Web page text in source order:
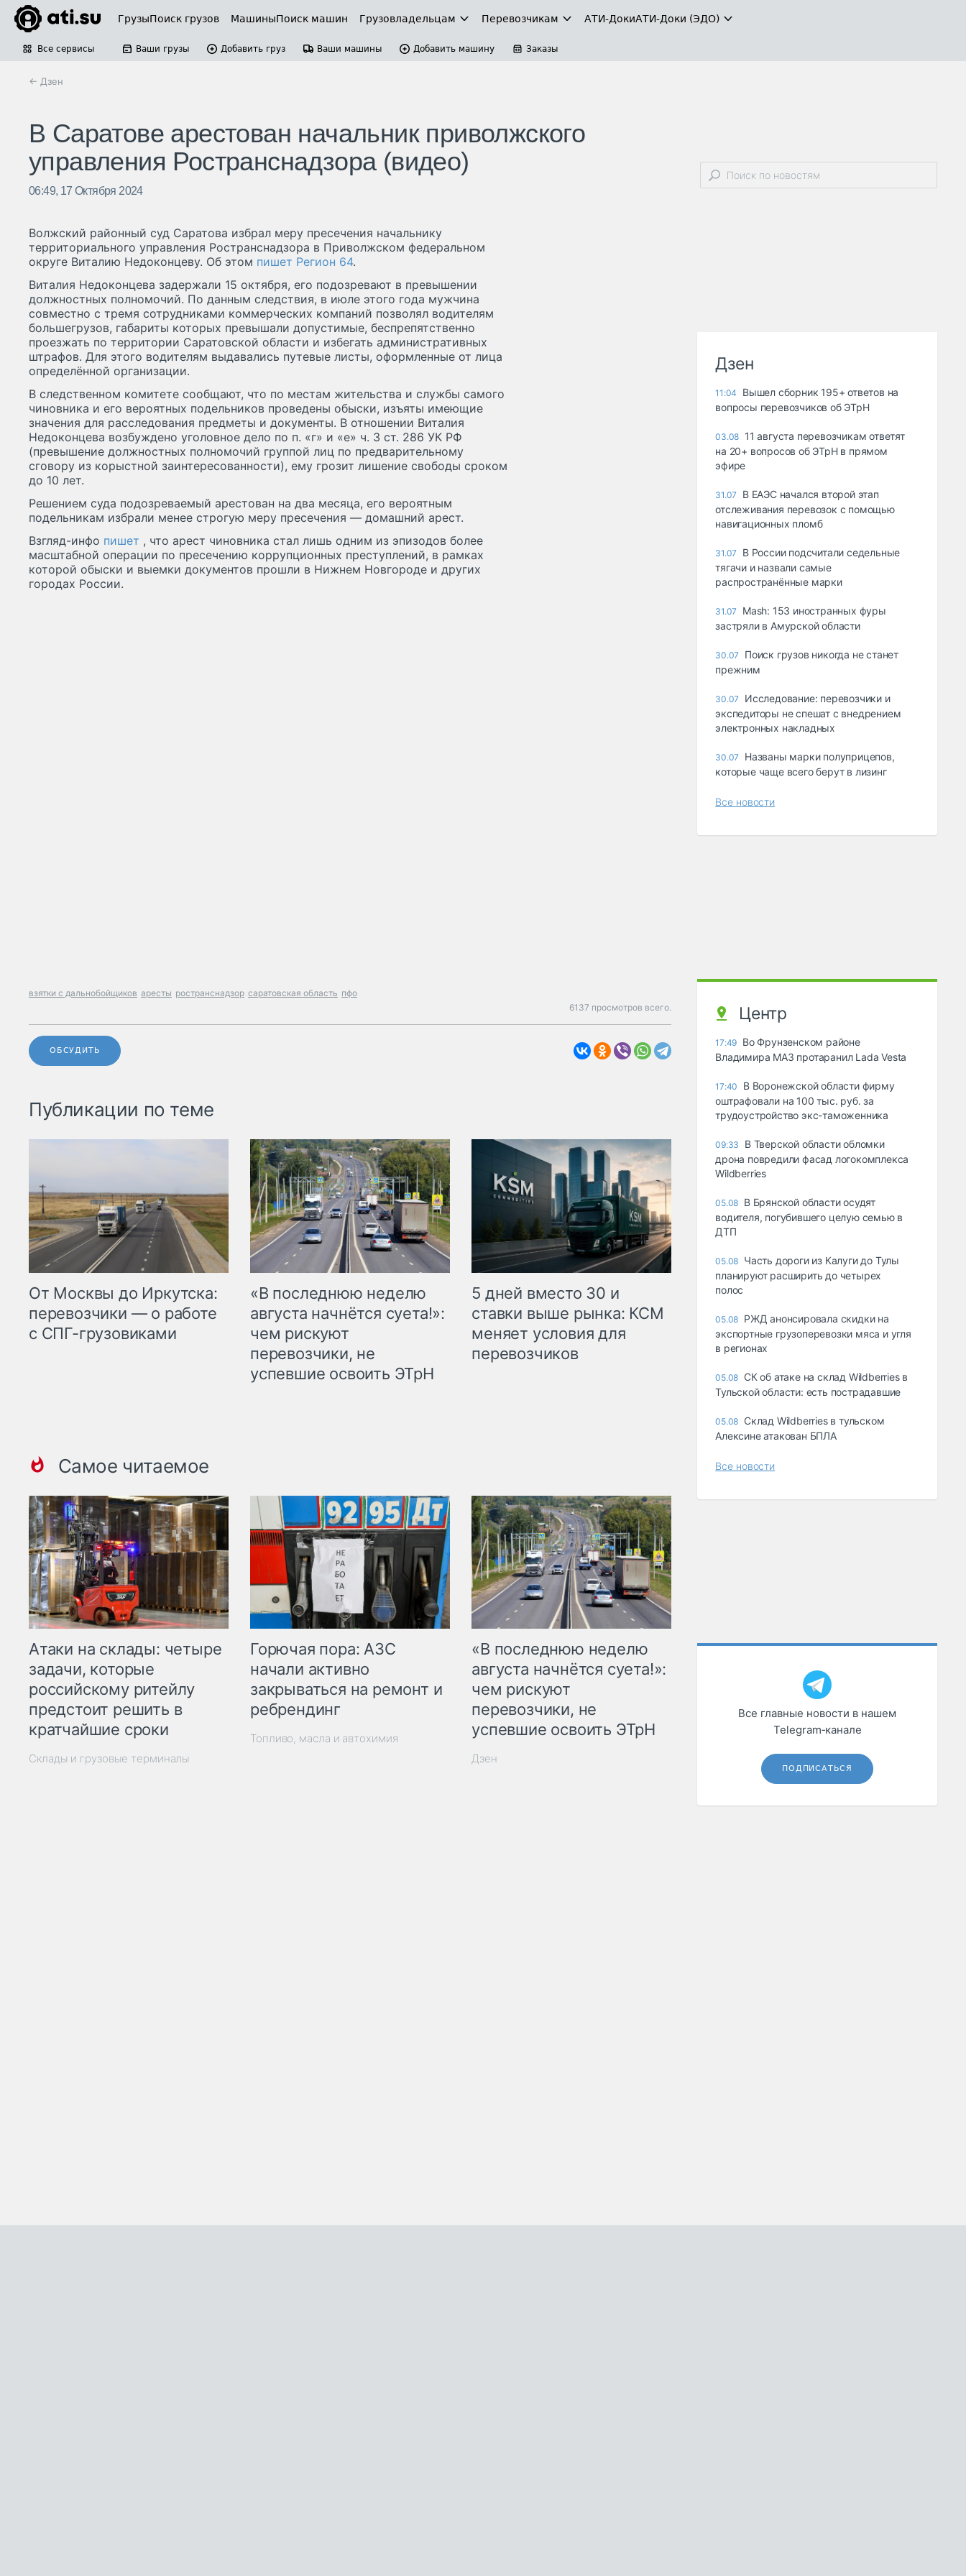
ГрузыПоиск грузов МашиныПоиск машин Грузовладельцам Перевозчикам АТИ-ДокиАТИ-Доки (ЭДО)
Все сервисы Ваши грузы Добавить груз Ваши машины Добавить машину Заказы
← Дзен
В Саратове арестован начальник приволжского
управления Ространснадзора (видео)
06:49, 17 Октября 2024
Волжский районный суд Саратова избрал меру пресечения начальнику
территориального управления Ространснадзора в Приволжском федеральном
округе Виталию Недоконцеву. Об этом пишет Регион 64.
Виталия Недоконцева задержали 15 октября, его подозревают в превышении
должностных полномочий. По данным следствия, в июле этого года мужчина
совместно с тремя сотрудниками коммерческих компаний позволял водителям
большегрузов, габариты которых превышали допустимые, беспрепятственно
проезжать по территории Саратовской области и избегать административных
штрафов. Для этого водителям выдавались путевые листы, оформленные от лица
определённой организации.
В следственном комитете сообщают, что по местам жительства и службы самого
чиновника и его вероятных подельников проведены обыски, изъяты имеющие
значения для расследования предметы и документы. В отношении Виталия
Недоконцева возбуждено уголовное дело по п. «г» и «е» ч. 3 ст. 286 УК РФ
(превышение должностных полномочий группой лиц по предварительному
сговору из корыстной заинтересованности), ему грозит лишение свободы сроком
до 10 лет.
Решением суда подозреваемый арестован на два месяца, его вероятным
подельникам избрали менее строгую меру пресечения — домашний арест.
Взгляд-инфо пишет , что арест чиновника стал лишь одним из эпизодов более
масштабной операции по пресечению коррупционных преступлений, в рамках
которой обыски и выемки документов прошли в Нижнем Новгороде и других
городах России.
взятки с дальнобойщиков аресты ространснадзор саратовская область пфо
6137 просмотров всего.
ОБСУДИТЬ
Публикации по теме
От Москвы до Иркутска:
перевозчики — о работе
с СПГ-грузовиками
«В последнюю неделю
августа начнётся суета!»:
чем рискуют
перевозчики, не
успевшие освоить ЭТрН
5 дней вместо 30 и
ставки выше рынка: КСМ
меняет условия для
перевозчиков
Самое читаемое
Атаки на склады: четыре
задачи, которые
российскому ритейлу
предстоит решить в
кратчайшие сроки
Склады и грузовые терминалы
Горючая пора: АЗС
начали активно
закрываться на ремонт и
ребрендинг
Топливо, масла и автохимия
«В последнюю неделю
августа начнётся суета!»:
чем рискуют
перевозчики, не
успевшие освоить ЭТрН
Дзен
Дзен
11:04
Вышел сборник 195+ ответов на
вопросы перевозчиков об ЭТрН
03.08 11 августа перевозчикам ответят
на 20+ вопросов об ЭТрН в прямом
эфире
31.07
В ЕАЭС начался второй этап
отслеживания перевозок с помощью
навигационных пломб
31.07
В России подсчитали седельные
тягачи и назвали самые
распространённые марки
31.07
Mash: 153 иностранных фуры
застряли в Амурской области
30.07
Поиск грузов никогда не станет
прежним
30.07
Исследование: перевозчики и
экспедиторы не спешат с внедрением
электронных накладных
30.07
Названы марки полуприцепов,
которые чаще всего берут в лизинг
Все новости
Центр
17:49 Во Фрунзенском районе
Владимира МАЗ протаранил Lada Vesta
17:40
В Воронежской области фирму
оштрафовали на 100 тыс. руб. за
трудоустройство экс-таможенника
09:33
В Тверской области обломки
дрона повредили фасад логокомплекса
Wildberries
05.08 В Брянской области осудят
водителя, погубившего целую семью в
ДТП
05.08 Часть дороги из Калуги до Тулы
планируют расширить до четырех
полос
05.08 РЖД анонсировала скидки на
экспортные грузоперевозки мяса и угля
в регионах
05.08 СК об атаке на склад Wildberries в
Тульской области: есть пострадавшие
05.08 Склад Wildberries в тульском
Алексине атакован БПЛА
Все новости
Все главные новости в нашем
Telegram‑канале
ПОДПИСАТЬСЯ